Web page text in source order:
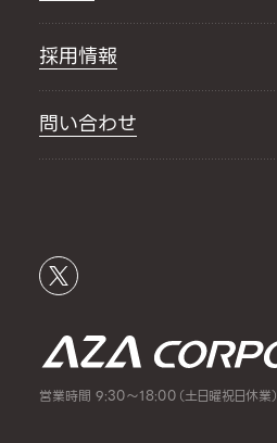
採用情報
問い合わせ
営業時間 9:30～18:00（土日曜祝日休業）